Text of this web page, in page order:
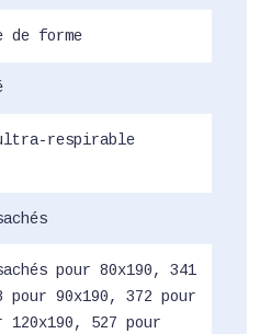
de forme
respirable
pour 80x190, 341
pour 90x190, 372 pour
120x190, 527 pour